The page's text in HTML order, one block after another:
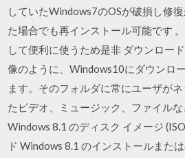
していたWindows7のOSが破損し修
た場合でも再インストール可能です
して便利に使うため是非 ダウンロー
像のように、Windows10にダウンロ
ます。そのフォルダに常にユーザが
たビデオ、ミュージック、ファイルな
Windows 8.1 のディスク イメージ
ド Windows 8.1 のインストールまた